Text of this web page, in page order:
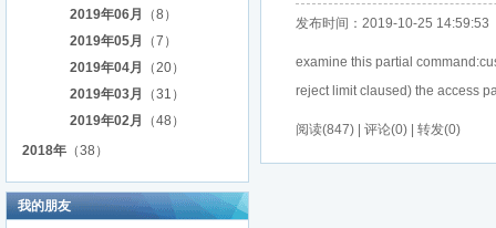
2019年06月
（8）
2019年05月
（7）
2019年04月
（20）
2019年03月
（31）
2019年02月
（48）
2018年 （38）
我的朋友
发布时间：2019-10-25 14:59:53
examine this partial
reject limit claused) the access
阅读(847) | 评论(0) | 转发(0)